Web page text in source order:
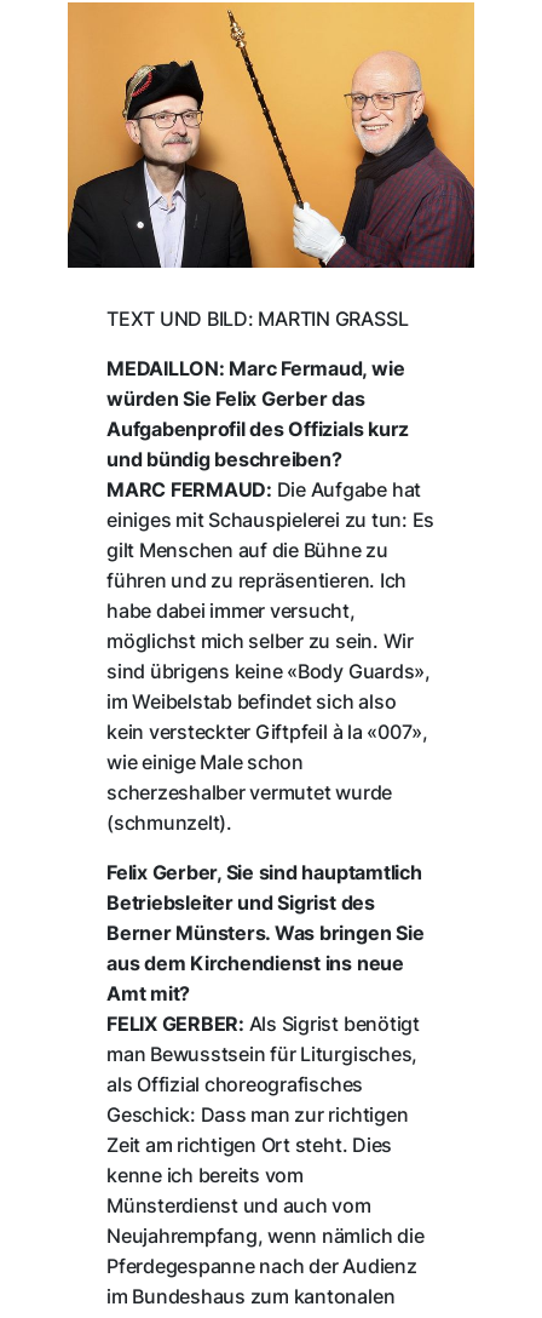
TEXT UND BILD: MARTIN GRASSL
MEDAILLON: Marc Fermaud, wie
würden Sie Felix Gerber das
Aufgabenprofil des Offizials kurz
und bündig beschreiben?
MARC FERMAUD: Die Aufgabe hat
einiges mit Schauspielerei zu tun: Es
gilt Menschen auf die Bühne zu
führen und zu repräsentieren. Ich
habe dabei immer versucht,
möglichst mich selber zu sein. Wir
sind übrigens keine «Body Guards»,
im Weibelstab befindet sich also
kein versteckter Giftpfeil à la «007»,
wie einige Male schon
scherzeshalber vermutet wurde
(schmunzelt).
Felix Gerber, Sie sind hauptamtlich
Betriebsleiter und Sigrist des
Berner Münsters. Was bringen Sie
aus dem Kirchendienst ins neue
Amt mit?
FELIX GERBER: Als Sigrist benötigt
man Bewusstsein für Liturgisches,
als Offizial choreografisches
Geschick: Dass man zur richtigen
Zeit am richtigen Ort steht. Dies
kenne ich bereits vom
Münsterdienst und auch vom
Neujahrempfang, wenn nämlich die
Pferdegespanne nach der Audienz
im Bundeshaus zum kantonalen